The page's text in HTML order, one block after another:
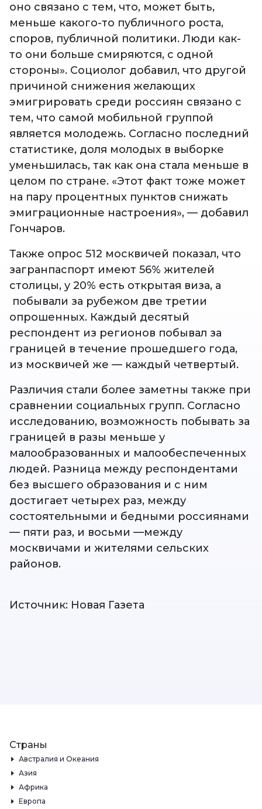
оно связано с тем, что, может быть,
меньше какого-то публичного роста,
споров, публичной политики. Люди как-
то они больше смиряются, с одной
стороны». Социолог добавил, что другой
причиной снижения желающих
эмигрировать среди россиян связано с
тем, что самой мобильной группой
является молодежь. Согласно последний
статистике, доля молодых в выборке
уменьшилась, так как она стала меньше в
целом по стране. «Этот факт тоже может
на пару процентных пунктов снижать
эмиграционные настроения», — добавил
Гончаров.
Также опрос 512 москвичей показал, что
загранпаспорт имеют 56% жителей
столицы, у 20% есть открытая виза, а
побывали за рубежом две третии
опрошенных. Каждый десятый
респондент из регионов побывал за
границей в течение прошедшего года,
из москвичей же — каждый четвертый.
Различия стали более заметны также при
сравнении социальных групп. Согласно
исследованию, возможность побывать за
границей в разы меньше у
малообразованных и малообеспеченных
людей. Разница между респондентами
без высшего образования и с ним
достигает четырех раз, между
состоятельными и бедными россиянами
— пяти раз, и восьми —между
москвичами и жителями сельских
районов.
Источник: Новая Газета
Страны
Австралия и Океания
Азия
Африка
Европа